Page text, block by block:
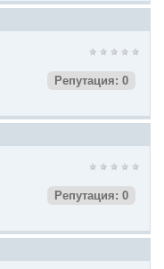
Репутация: 0
Репутация: 0